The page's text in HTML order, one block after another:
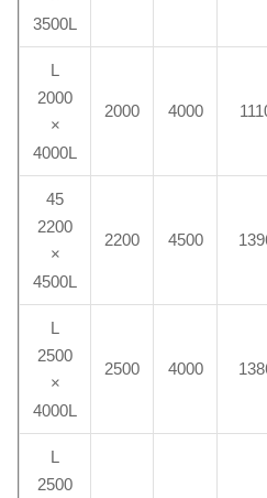
3500L
L
2000
×
4000L
2000 4000
45
2200
×
4500L
2200 4500
L
2500
×
4000L
2500 4000
L
2500